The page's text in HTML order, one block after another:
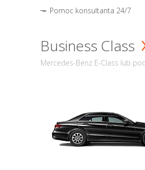
Pomoc konsultanta 24/7
Business Class
Mercedes-Benz E-Class lub